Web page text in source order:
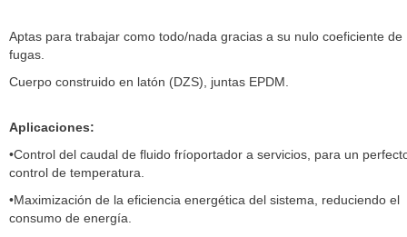
Aptas para trabajar como todo/nada gracias a su nulo coeficiente de
fugas.
Cuerpo construido en latón (DZS), juntas EPDM.
Aplicaciones:
•Control del caudal de fluido fríoportador a servicios, para un
control de temperatura.
•Maximización de la eficiencia energética del sistema, reduciendo el
consumo de energía.